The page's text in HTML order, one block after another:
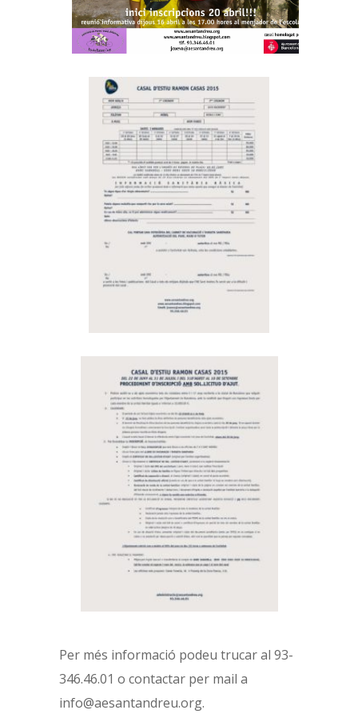
Per més informació podeu trucar al 93-
346.46.01 o contactar per mail a
info@aesantandreu.org.